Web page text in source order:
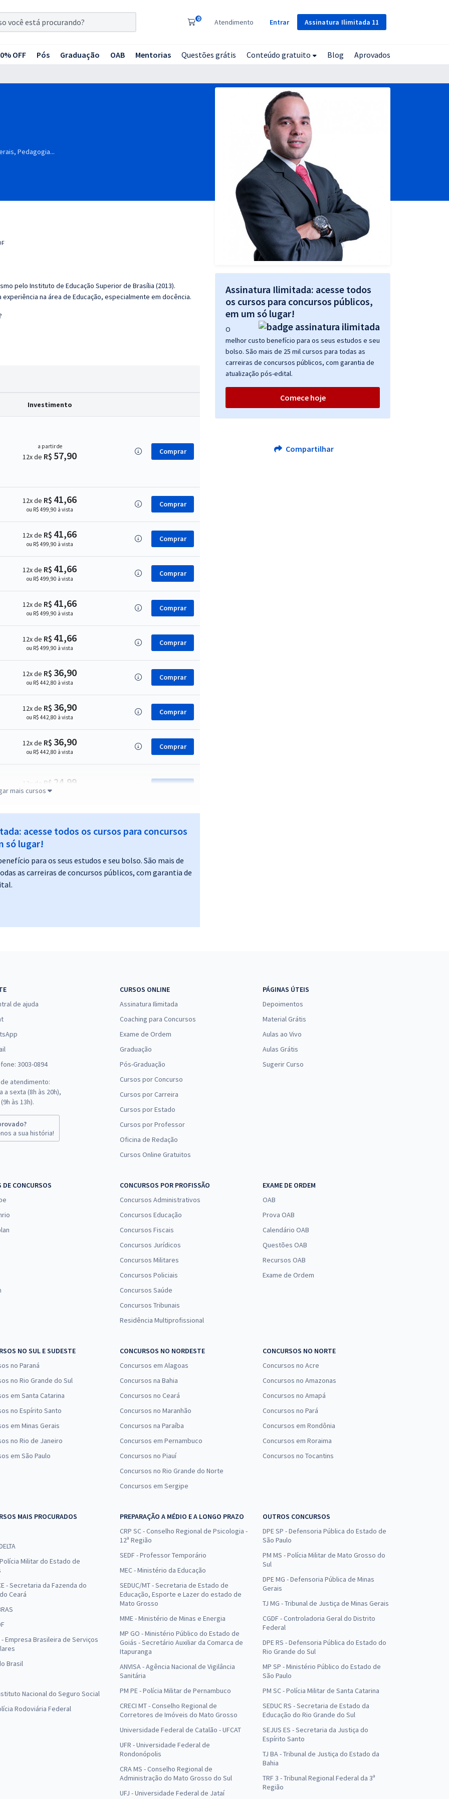
Assinatura Ilimitada 11
0 Atendimento Entrar
OFF Pós Graduação OAB Mentorias Questões grátis Conteúdo gratuito Blog Aprovados
Pedagogia...
pelo Instituto de Educação Superior de Brasília (2013).
na área de Educação, especialmente em docência.
Investimento
a partir de
12x de R$ 57,90 Comprar
12x de R$ 41,66
ou R$ 499,90 à vista
Comprar
12x de R$ 41,66
ou R$ 499,90 à vista
Comprar
12x de R$ 41,66
ou R$ 499,90 à vista
Comprar
12x de R$ 41,66
ou R$ 499,90 à vista
Comprar
12x de R$ 41,66
ou R$ 499,90 à vista
Comprar
12x de R$ 36,90
ou R$ 442,80 à vista
Comprar
12x de R$ 36,90
ou R$ 442,80 à vista
Comprar
12x de R$ 36,90
ou R$ 442,80 à vista
Comprar
12x de R$ 24,99
ou R$ 299,90 à vista
12x deR$ 24,99 Comprar
12x de R$24,99 Comprar
ou R$ 299,90 à vista
12x de
ou R$ 259,90 à vista
Comprar
12x de R$19,98
ou R$ 239,80 à vista
12x deR$19,90 Comprar
ou R$ 199,99 à vista
Comprar
Comprar
Comprar
mais cursos
acesse todos os cursos para concursos
só lugar!
para os seus estudos e seu bolso. São mais de
as carreiras de concursos públicos, com garantia de
Assinatura Ilimitada: acesse todos
os cursos para concursos públicos,
em um só lugar!
O
melhor custo benefício para os seus estudos e seu
bolso. São mais de 25 mil cursos para todas as
carreiras de concursos públicos, com garantia de
atualização pós-edital.
Comece hoje
Compartilhar
de ajuda
3003-0894
atendimento:
a sexta (8h às 20h),
às 13h).
a sua história!
CURSOS ONLINE
Assinatura Ilimitada
Coaching para Concursos
Exame de Ordem
Graduação
Pós-Graduação
Cursos por Concurso
Cursos por Carreira
Cursos por Estado
Cursos por Professor
Oficina de Redação
Cursos Online Gratuitos
PÁGINAS ÚTEIS
Depoimentos
Material Grátis
Aulas ao Vivo
Aulas Grátis
Sugerir Curso
DE CONCURSOS
CONCURSOS POR PROFISSÃO
Concursos Administrativos
Concursos Educação
Concursos Fiscais
Concursos Jurídicos
Concursos Militares
Concursos Policiais
Concursos Saúde
Concursos Tribunais
Residência Multiprofissional
EXAME DE ORDEM
OAB
Prova OAB
Calendário OAB
Questões OAB
Recursos OAB
Exame de Ordem
NO SUL E SUDESTE
no Paraná
no Rio Grande do Sul
em Santa Catarina
no Espírito Santo
em Minas Gerais
no Rio de Janeiro
em São Paulo
CONCURSOS NO NORDESTE
Concursos em Alagoas
Concursos na Bahia
Concursos no Ceará
Concursos no Maranhão
Concursos na Paraíba
Concursos em Pernambuco
Concursos no Piauí
Concursos no Rio Grande do Norte
Concursos em Sergipe
CONCURSOS NO NORTE
Concursos no Acre
Concursos no Amazonas
Concursos no Amapá
Concursos no Pará
Concursos em Rondônia
Concursos em Roraima
Concursos no Tocantins
MAIS PROCURADOS
Polícia Militar do Estado de
- Secretaria da Fazenda do
Ceará
- Empresa Brasileira de Serviços
Brasil
Nacional do Seguro Social
Rodoviária Federal
PREPARAÇÃO A MÉDIO E A LONGO PRAZO
CRP SC - Conselho Regional de Psicologia -
12ª Região
SEDF - Professor Temporário
MEC - Ministério da Educação
SEDUC/MT - Secretaria de Estado de
Educação, Esporte e Lazer do estado de
Mato Grosso
MME - Ministério de Minas e Energia
MP GO - Ministério Público do Estado de
Goiás - Secretário Auxiliar da Comarca de
Itapuranga
ANVISA - Agência Nacional de Vigilância
Sanitária
PM PE - Polícia Militar de Pernambuco
CRECI MT - Conselho Regional de
Corretores de Imóveis do Mato Grosso
Universidade Federal de Catalão - UFCAT
UFR - Universidade Federal de
Rondonópolis
CRA MS - Conselho Regional de
Administração do Mato Grosso do Sul
UFJ - Universidade Federal de Jataí
OUTROS CONCURSOS
DPE SP - Defensoria Pública do Estado de
São Paulo
PM MS - Polícia Militar de Mato Grosso do
Sul
DPE MG - Defensoria Pública de Minas
Gerais
TJ MG - Tribunal de Justiça de Minas Gerais
CGDF - Controladoria Geral do Distrito
Federal
DPE RS - Defensoria Pública do Estado do
Rio Grande do Sul
MP SP - Ministério Público do Estado de
São Paulo
PM SC - Polícia Militar de Santa Catarina
SEDUC RS - Secretaria de Estado da
Educação do Rio Grande do Sul
SEJUS ES - Secretaria da Justiça do
Espírito Santo
TJ BA - Tribunal de Justiça do Estado da
Bahia
TRF 3 - Tribunal Regional Federal da 3ª
Região